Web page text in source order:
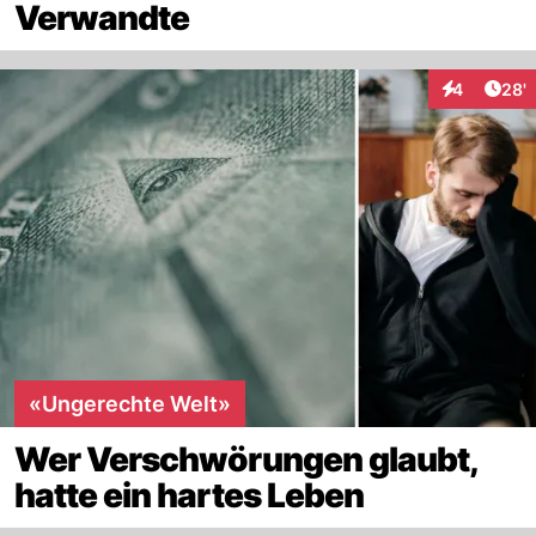
Verwandte
4 28'
«Ungerechte Welt»
Wer Verschwörungen glaubt,
hatte ein hartes Leben